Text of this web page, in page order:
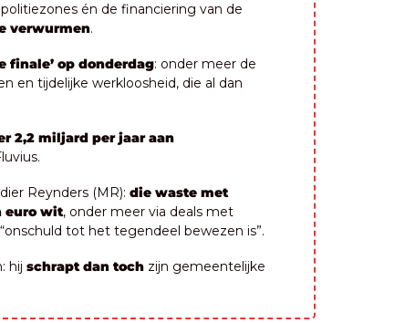
én de financiering van de
verwurmen.
finale’ op donderdag: onder meer de
en tijdelijke werkloosheid, die al dan
2,2 miljard per jaar aan
Reynders (MR): die waste met
euro wit, onder meer via deals met
tot het tegendeel bewezen is”.
hij schrapt dan toch zijn gemeentelijke